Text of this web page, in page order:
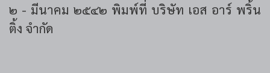
๒ - มีนาคม ๒๕๔๒ พิมพ์ที่ บริษัท เอส อาร์ พริ้น
ติ้ง จำกัด